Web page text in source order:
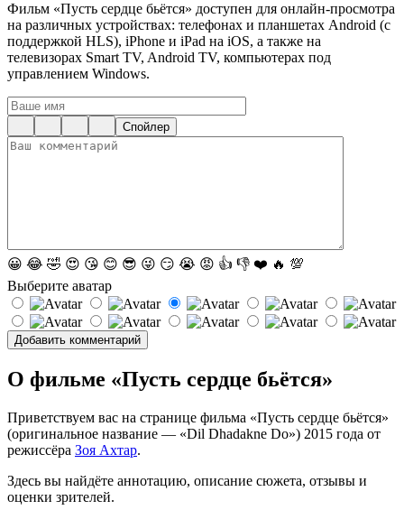
Фильм «Пусть сердце бьётся» доступен для онлайн-просмотра
на различных устройствах: телефонах и планшетах Android (с
поддержкой HLS), iPhone и iPad на iOS, а также на
телевизорах Smart TV, Android TV, компьютерах под
управлением Windows.
Спойлер
😀 😂 🤣 😍 😘 😊 😎 😜 😏 😭 😡 👍 👎 ❤️ 🔥 💯
Выберите аватар
О фильме «Пусть сердце бьётся»
Приветствуем вас на странице фильма «Пусть сердце бьётся»
(оригинальное название — «Dil Dhadakne Do») 2015 года от
режиссёра Зоя Ахтар.
Здесь вы найдёте аннотацию, описание сюжета, отзывы и
оценки зрителей.